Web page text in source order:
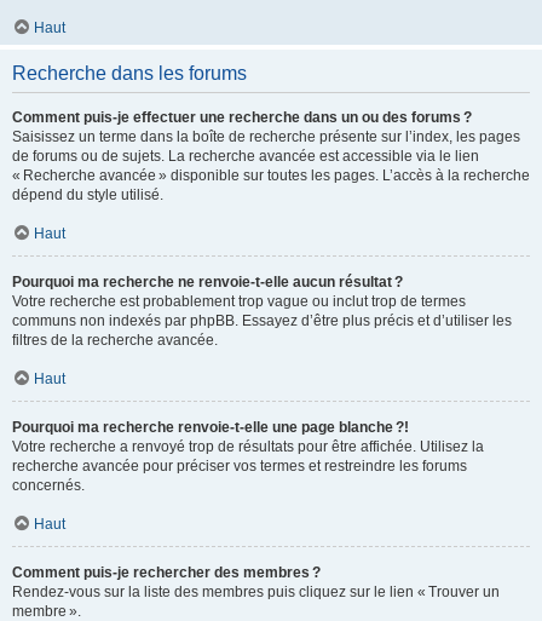
Haut
Recherche dans les forums
Comment puis-je effectuer une recherche dans un ou des forums ?
Saisissez un terme dans la boîte de recherche présente sur l’index, les pages
de forums ou de sujets. La recherche avancée est accessible via le lien
« Recherche avancée » disponible sur toutes les pages. L’accès à la recherche
dépend du style utilisé.
Haut
Pourquoi ma recherche ne renvoie-t-elle aucun résultat ?
Votre recherche est probablement trop vague ou inclut trop de termes
communs non indexés par phpBB. Essayez d’être plus précis et d’utiliser les
filtres de la recherche avancée.
Haut
Pourquoi ma recherche renvoie-t-elle une page blanche ?!
Votre recherche a renvoyé trop de résultats pour être affichée. Utilisez la
recherche avancée pour préciser vos termes et restreindre les forums
concernés.
Haut
Comment puis-je rechercher des membres ?
Rendez-vous sur la liste des membres puis cliquez sur le lien « Trouver un
membre ».